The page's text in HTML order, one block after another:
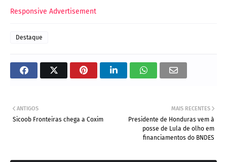
Responsive Advertisement
Destaque
MAIS RECENTES
Presidente de Honduras vem à
posse de Lula de olho em
financiamentos do BNDES
ANTIGOS
Sicoob Fronteiras chega a Coxim